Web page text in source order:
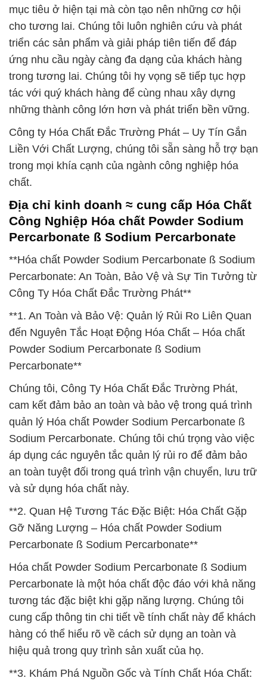
mục tiêu ở hiện tại mà còn tạo nên những cơ hội
cho tương lai. Chúng tôi luôn nghiên cứu và phát
triển các sản phẩm và giải pháp tiên tiến để đáp
ứng nhu cầu ngày càng đa dạng của khách hàng
trong tương lai. Chúng tôi hy vọng sẽ tiếp tục hợp
tác với quý khách hàng để cùng nhau xây dựng
những thành công lớn hơn và phát triển bền vững.
Công ty Hóa Chất Đắc Trường Phát – Uy Tín Gắn
Liền Với Chất Lượng, chúng tôi sẵn sàng hỗ trợ bạn
trong mọi khía cạnh của ngành công nghiệp hóa
chất.
Địa chỉ kinh doanh ≈ cung cấp Hóa Chất
Công Nghiệp Hóa chất Powder Sodium
Percarbonate ß Sodium Percarbonate
**Hóa chất Powder Sodium Percarbonate ß Sodium
Percarbonate: An Toàn, Bảo Vệ và Sự Tin Tưởng từ
Công Ty Hóa Chất Đắc Trường Phát**
**1. An Toàn và Bảo Vệ: Quản lý Rủi Ro Liên Quan
đến Nguyên Tắc Hoạt Động Hóa Chất – Hóa chất
Powder Sodium Percarbonate ß Sodium
Percarbonate**
Chúng tôi, Công Ty Hóa Chất Đắc Trường Phát,
cam kết đảm bảo an toàn và bảo vệ trong quá trình
quản lý Hóa chất Powder Sodium Percarbonate ß
Sodium Percarbonate. Chúng tôi chú trọng vào việc
áp dụng các nguyên tắc quản lý rủi ro để đảm bảo
an toàn tuyệt đối trong quá trình vận chuyển, lưu trữ
và sử dụng hóa chất này.
**2. Quan Hệ Tương Tác Đặc Biệt: Hóa Chất Gặp
Gỡ Năng Lượng – Hóa chất Powder Sodium
Percarbonate ß Sodium Percarbonate**
Hóa chất Powder Sodium Percarbonate ß Sodium
Percarbonate là một hóa chất độc đáo với khả năng
tương tác đặc biệt khi gặp năng lượng. Chúng tôi
cung cấp thông tin chi tiết về tính chất này để khách
hàng có thể hiểu rõ về cách sử dụng an toàn và
hiệu quả trong quy trình sản xuất của họ.
**3. Khám Phá Nguồn Gốc và Tính Chất Hóa Chất: